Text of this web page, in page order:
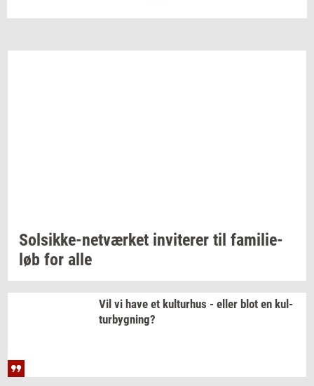
Solsikke-​netværket in­vi­te­rer til fa­mi­li­e­
løb for alle
Vil vi have et kul­tur­hus - eller blot en kul­
tur­byg­ning?